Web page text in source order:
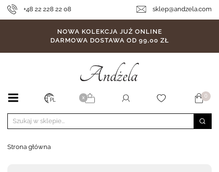
+48 22 228 22 08 sklep@andzela.com
NOWA KOLEKCJA JUŻ ONLINE
DARMOWA DOSTAWA OD 99,00 ZŁ
PL X 0
Strona główna